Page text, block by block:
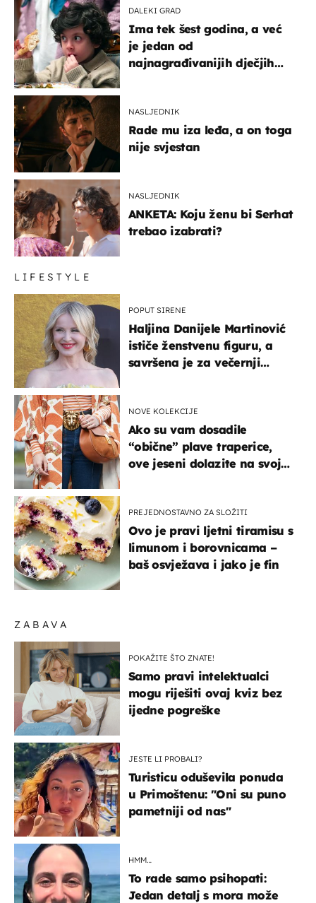
ZABAVA
POKAŽITE ŠTO ZNATE!
Samo pravi intelektualci
mogu riješiti ovaj kviz bez
ijedne pogreške
JESTE LI PROBALI?
Turisticu oduševila ponuda
u Primoštenu: "Oni su puno
pametniji od nas"
HMM…
To rade samo psihopati:
Jedan detalj s mora može
DALEKI GRAD
Ima tek šest godina, a već
je jedan od
najnagrađivanijih dječjih
NASLJEDNIK
Rade mu iza leđa, a on toga
nije svjestan
NASLJEDNIK
ANKETA: Koju ženu bi Serhat
trebao izabrati?
LIFESTYLE
POPUT SIRENE
Haljina Danijele Martinović
ističe ženstvenu figuru, a
savršena je za večernji
NOVE KOLEKCIJE
Ako su vam dosadile
“obične” plave traperice,
ove jeseni dolazite na svoje
PREJEDNOSTAVNO ZA SLOŽITI
Ovo je pravi ljetni tiramisu s
limunom i borovnicama –
baš osvježava i jako je fin